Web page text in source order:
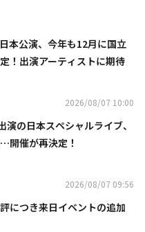
日本公演、今年も12月に国立
！出演アーティストに期待
2026/08/07 10:00
演の日本スペシャルライブ、
開催が再決定！
2026/08/07 09:56
につき来日イベントの追加